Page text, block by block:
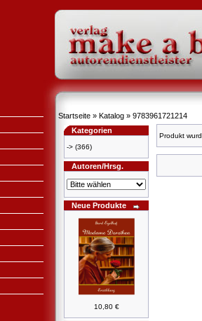
Startseite » Katalog » 9783961721214
Kategorien
-> (366)
Autoren/Hrsg.
Neue Produkte
10,80 €
Produkt